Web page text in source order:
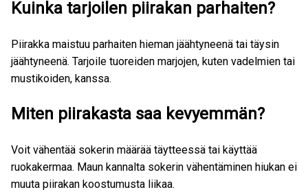
Kuinka tarjoilen piirakan parhaiten?
Piirakka maistuu parhaiten hieman jäähtyneenä tai täysin
jäähtyneenä. Tarjoile tuoreiden marjojen, kuten vadelmien tai
mustikoiden, kanssa.
Miten piirakasta saa kevyemmän?
Voit vähentää sokerin määrää täytteessä tai käyttää
ruokakermaa. Maun kannalta sokerin vähentäminen hiukan ei
muuta piirakan koostumusta liikaa.